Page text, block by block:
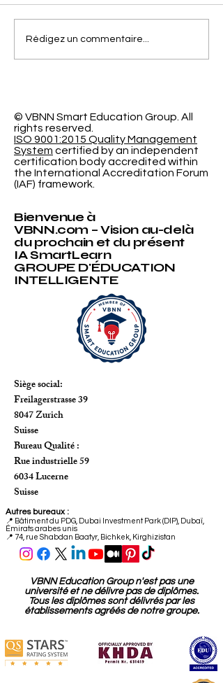
Séparer la Précision
de l'Erreur de
Rédigez un commentaire...
© VBNN Smart Education Group. All
rights reserved.
ISO 9001:2015 Quality Management
System certified by an independent
certification body accredited within
the International Accreditation Forum
(IAF) framework.
Bienvenue à
VBNN.com – Vision au-delà
du prochain et du présent
IA SmartLearn
GROUPE D'ÉDUCATION
INTELLIGENTE
Siège social:
Freilagerstrasse 39
8047 Zurich
Suisse
Bureau Qualité :
Rue industrielle 59
6034 Lucerne
Suisse
Autres bureaux :
📍 Bâtiment du PDG, Dubai Investment Park (DIP), Dubaï,
Émirats arabes unis
📍 74, rue Shabdan Baatyr, Bichkek, Kirghizistan
VBNN Education Group n'est pas une
université et ne délivre pas de diplômes.
Tous les diplômes sont délivrés par les
établissements agréés de notre groupe.